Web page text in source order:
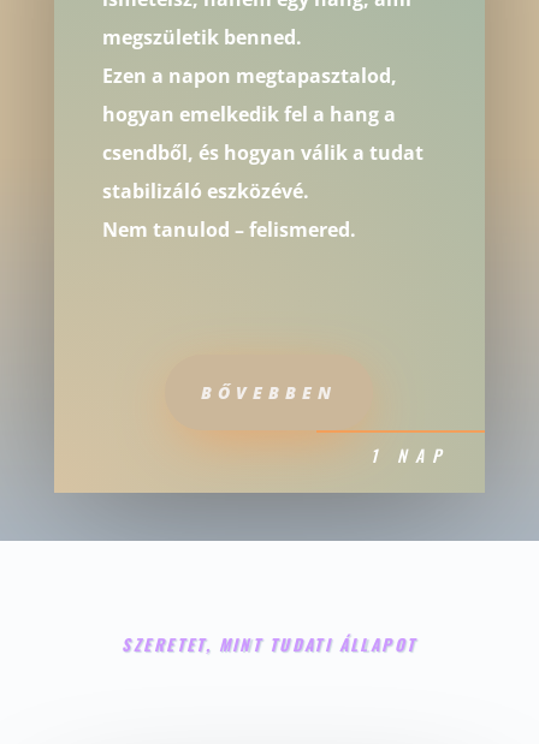
megszületik benned.
Ezen a napon megtapasztalod,
hogyan emelkedik fel a hang a
csendből, és hogyan válik a tudat
stabilizáló eszközévé.
Nem tanulod – felismered.
BŐVEBBEN
1 NAP
SZERETET, MINT TUDATI ÁLLAPOT